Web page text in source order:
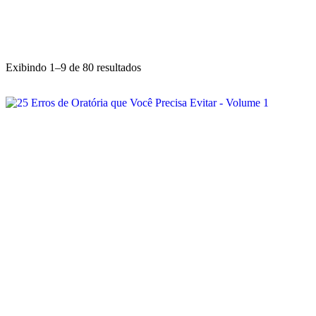
Exibindo 1–9 de 80 resultados